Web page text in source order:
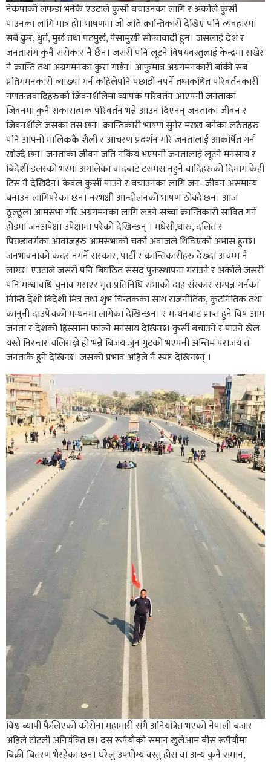
नेकपाको लफडा भनेकै एउटाले कुर्सी बचाउनका लागि र अर्कोले कुर्सी
पाउनका लागि मात्र हो। भाषणमा जो जति क्रान्तिकारी देखिए पनि व्यवहारमा
सबै क्रुर, धुर्त, मुर्ख तथा पटमुर्ख, पैसामुखी सोफावादी हुन। जसलाई देश र
जनतासंग कुनै सरोकार नै छैन। जसरी पनि लूटने विषयवस्तुलाई केन्द्रमा राखेर
नै क्रान्ति तथा अग्रगमनका कुरा गर्छन। आफुमात्र अग्रगमनकारी बांकी सब
प्रतिगमनकारी व्याख्या गर्न कहिलेपनि पछाडी नपर्ने तथाकथित परिवर्तनकारी
गणतन्त्रवादिहरुको जिवनशैलिमा व्यापक परिवर्तन आएपनी जनताका
जिवनमा कुनै सकारात्मक परिवर्तन भन्ने आउन दिएनन् जनताका जीवन र
जिवनशैलि जसका तस छन। क्रान्तिकारी भाषण सुनेर मख्ख बनेका लठैतहरु
पनि आफ्नो मालिककै शैली र आचरण प्रदर्शन गरि जनतालाई आकर्षित गर्न
खोज्दै छन। जनताका जीवन जति नर्किय भएपनी जनतालाई लूटने मनसाय र
बिदेशी डलरको भरमा अंगालेका वादबाट टसमस नहुने वादिहरुको दिमाग केही
टिस नै देखिदैन। केवल कुर्सी पाउने र बचाउनका लागि जन–जीवन असमान्य
बनाउन लागिपरेका छन। नरभक्षी आन्दोलनको भाषण ठोक्दै छन। आज
ठूल्ठूला आमसभा गरि अग्रगमनका लागि लडने सच्चा क्रान्तिकारी सावित गर्ने
होडमा जनअपेक्षा उपेक्षामा परेको देखिन्छन् । मधेसी,थारु, दलित र
पिछडावर्गका आवाजहरु आमसभाको चर्को अवाजले थिचिएको अभास हुन्छ।
जनभावनाको कदर नगर्ने सरकार, पार्टी र क्रान्तिकारीहरु देख्दा अचम्म नै
लाग्छ। एउटाले जसरी पनि बिघठित संसद पुनःस्थापना गराउने र अर्कोले जसरी
पनि मध्यावधि चुनाव गराएर मृत प्रतिनिधि सभाको दाह संस्कार सम्पन्न गर्नका
निम्ति देशी बिदेशी मित्र तथा शुभ चिन्तकका साथ राजनीतिक, कुटनितिक तथा
कानुनी दाउपेचको मन्थनमा लागेका देखिन्छन। र मन्थनबाट प्राप्त हुने विष आम
जनता र देशको हिस्सामा फाल्ने मनसाय देखिन्छ। कुर्सी बचाउने र पाउने खेल
यस्तै निरन्तर चलिराख्ने हो भन्ने बिजय जुन गुटको भएपनी अन्तिम पराजय त
जनताकै हुने देखिन्छ। जसको प्रभाव अहिले नै स्पष्ट देखिन्छन् ।
विश्व ब्यापी फैलिएको कोरोना महामारी संगै अनियंत्रित भएको नेपाली बजार
अहिले टोटली अनियंत्रित छ। दस रूपैयाँको समान खुलेआम बीस रूपैयाँमा
बिक्री बितरण भैरहेका छन। घरेलु उपभोग्य वस्तु होस वा अन्य कुनै समान,